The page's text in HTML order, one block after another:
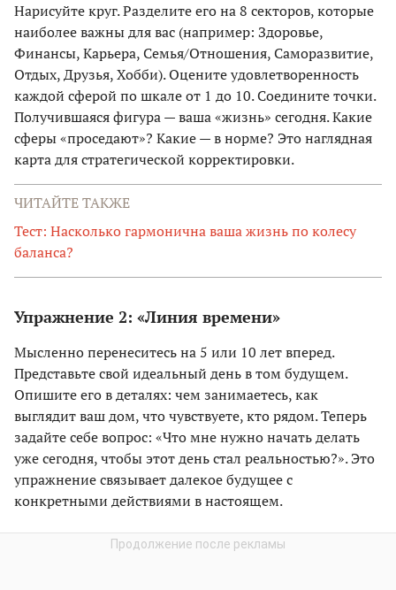
Нарисуйте круг. Разделите его на 8 секторов, которые
наиболее важны для вас (например: Здоровье,
Финансы, Карьера, Семья/Отношения, Саморазвитие,
Отдых, Друзья, Хобби). Оцените удовлетворенность
каждой сферой по шкале от 1 до 10. Соедините точки.
Получившаяся фигура — ваша «жизнь» сегодня. Какие
сферы «проседают»? Какие — в норме? Это наглядная
карта для стратегической корректировки.
ЧИТАЙТЕ ТАКЖЕ
Тест: Насколько гармонична ваша жизнь по колесу
баланса?
Упражнение 2: «Линия времени»
Мысленно перенеситесь на 5 или 10 лет вперед.
Представьте свой идеальный день в том будущем.
Опишите его в деталях: чем занимаетесь, как
выглядит ваш дом, что чувствуете, кто рядом. Теперь
задайте себе вопрос: «Что мне нужно начать делать
уже сегодня, чтобы этот день стал реальностью?». Это
упражнение связывает далекое будущее с
конкретными действиями в настоящем.